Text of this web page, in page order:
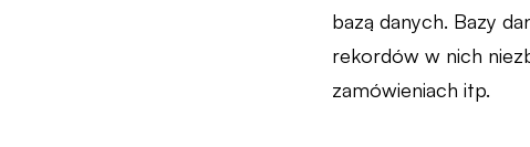
bazą danych. Bazy
rekordów w nich
zamówieniach itp.